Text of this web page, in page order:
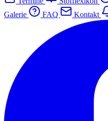
Galerie
FAQ Kontakt